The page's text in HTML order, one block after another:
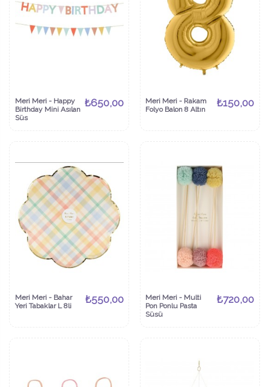
Meri Meri - Happy
Birthday Mini Asılan
Süs
₺650,00
Meri Meri - Rakam
Folyo Balon 8 Altın
₺150,00
Meri Meri - Bahar
Yeri Tabaklar L 8li
₺550,00
Meri Meri - Multi
Pon Ponlu Pasta
Süsü
₺720,00